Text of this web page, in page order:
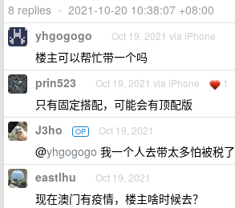
8 replies • 2021-10-20 10:38:07 +08:00
yhgogogo Oct 19, 2021 via iPhone
楼主可以帮忙带一个吗
prin523 Oct 19, 2021 via iPhone 1
只有固定搭配，可能会有顶配版
J3ho OP Oct 19, 2021
@yhgogogo 我一个人去带太多怕被税了
eastlhu Oct 19, 2021
现在澳门有疫情，楼主啥时候去？